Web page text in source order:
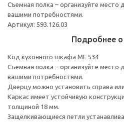
Съемная полка – организуйте место
вашими потребностями.
Артикул: 593.126.03
Подробнее о
Код кухонного шкафа ME 534
Съемная полка – организуйте место
вашими потребностями.
Дверцу можно установить справа или
Каркас имеет устойчивую
толщиной 18 мм.
Защелкивающиеся петли